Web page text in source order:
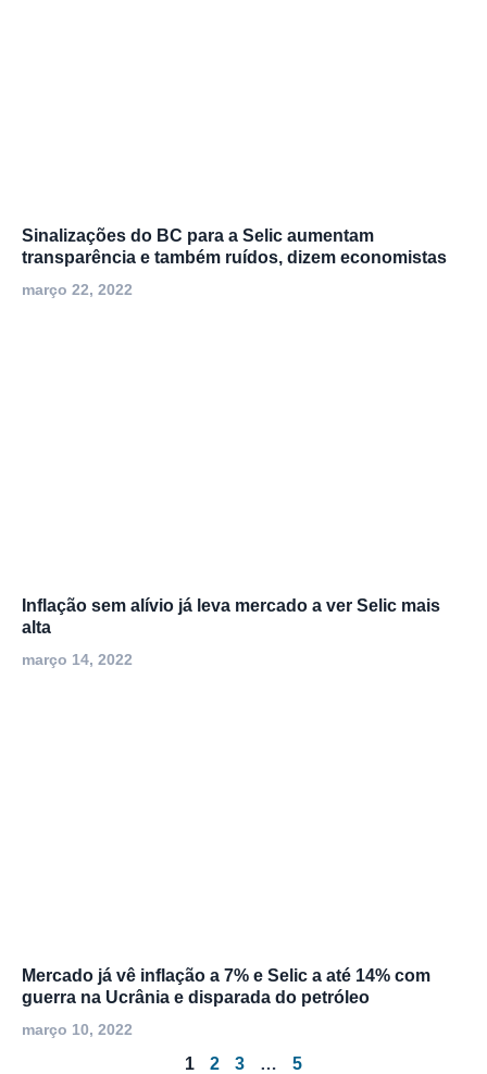
Sinalizações do BC para a Selic aumentam
transparência e também ruídos, dizem economistas
março 22, 2022
Inflação sem alívio já leva mercado a ver Selic mais
alta
março 14, 2022
Mercado já vê inflação a 7% e Selic a até 14% com
guerra na Ucrânia e disparada do petróleo
março 10, 2022
1 2 3 … 5